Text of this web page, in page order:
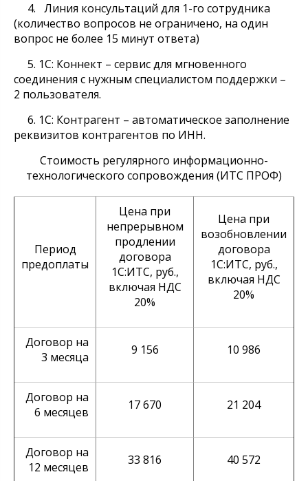
4. Линия консультаций для 1-го сотрудника
(количество вопросов не ограничено, на один
вопрос не более 15 минут ответа)
5. 1С: Коннект – сервис для мгновенного
соединения с нужным специалистом поддержки –
2 пользователя.
6. 1С: Контрагент – автоматическое заполнение
реквизитов контрагентов по ИНН.
Стоимость регулярного информационно-
технологического сопровождения (ИТС ПРОФ)
Период
предоплаты
Цена при
непрерывном
продлении
договора
1С:ИТС, руб.,
включая НДС
20%
Цена при
возобновлении
договора
1С:ИТС, руб.,
включая НДС
20%
Договор на
3 месяца
9 156 10 986
Договор на
6 месяцев
17 670 21 204
Договор на
12 месяцев
33 816 40 572